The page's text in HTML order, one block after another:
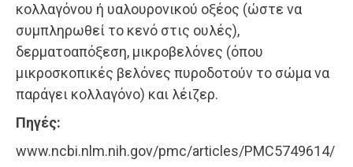
κολλαγόνου ή υαλουρονικού οξέος (ώστε να
συμπληρωθεί το κενό στις ουλές),
δερματοαπόξεση, μικροβελόνες (όπου
μικροσκοπικές βελόνες πυροδοτούν το σώμα να
παράγει κολλαγόνο) και λέιζερ.
Πηγές:
www.ncbi.nlm.nih.gov/pmc/articles/PMC5749614/